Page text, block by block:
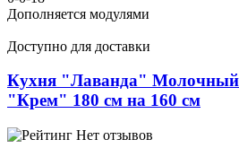
Дополняется модулями
Доступно для доставки
Кухня "Лаванда"
"Крем" 180 см на 160 см
Нет отзывов